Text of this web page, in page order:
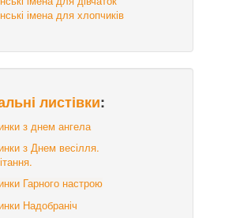
імена для хлопчиків
листівки:
з днем ангела
з Днем весілля.
Гарного настрою
Надобраніч